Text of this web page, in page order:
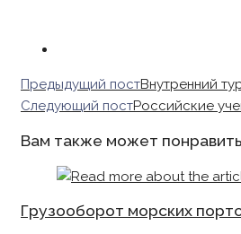
Read
more
Предыдущий постВнутренний
Следующий постРоссийские
Вам также может
Грузооборот морских